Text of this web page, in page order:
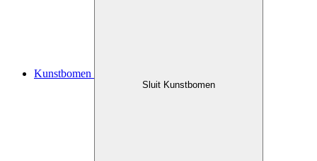
Kunstbomen
Sluit Kunstbomen